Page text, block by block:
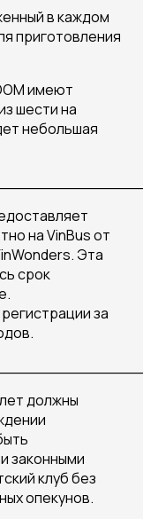
в каждом
приготовления
имеют
шести на
небольшая
на VinBus от
Эта
срок
за
должны
законными
клуб без
опекунов.